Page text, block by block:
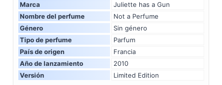
Marca
Juliette has a Gun
Nombre del perfume
Not a Perfume
Género
Sin género
Tipo de perfume
Parfum
País de origen
Francia
Año de lanzamiento
2010
Versión
Limited Edition